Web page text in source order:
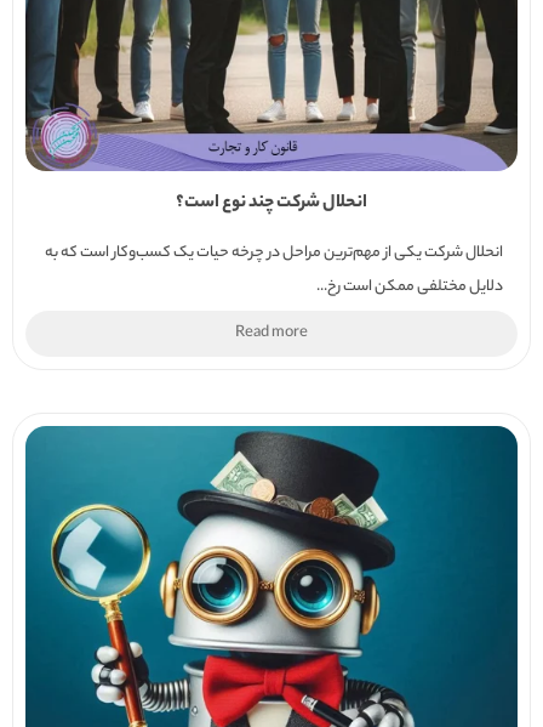
انحلال شرکت چند نوع است؟
انحلال شرکت یکی از مهم‌ترین مراحل در چرخه حیات یک کسب‌وکار است که به
دلایل مختلفی ممکن است رخ...
Read more